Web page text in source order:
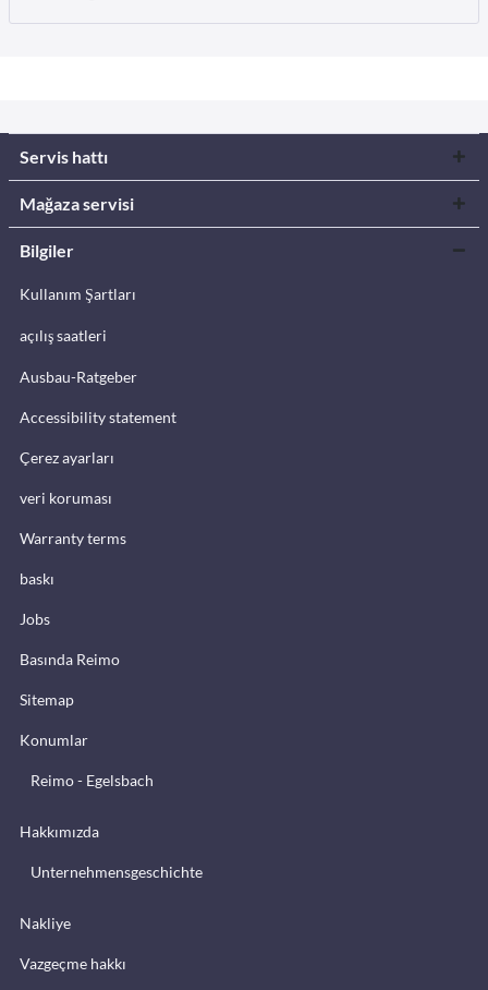
Servis hattı
Mağaza servisi
Bilgiler
Kullanım Şartları
açılış saatleri
Ausbau-Ratgeber
Accessibility statement
Çerez ayarları
veri koruması
Warranty terms
baskı
Jobs
Basında Reimo
Sitemap
Konumlar
Reimo - Egelsbach
Hakkımızda
Unternehmensgeschichte
Nakliye
Vazgeçme hakkı